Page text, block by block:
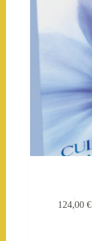
124,00 €